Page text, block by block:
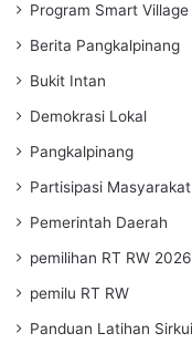
Program Smart
Berita Pangkalpinang
Bukit Intan
Demokrasi Lokal
Pangkalpinang
Partisipasi Masyarakat
Pemerintah Daerah
pemilihan RT RW 2026
pemilu RT RW
Panduan Latihan